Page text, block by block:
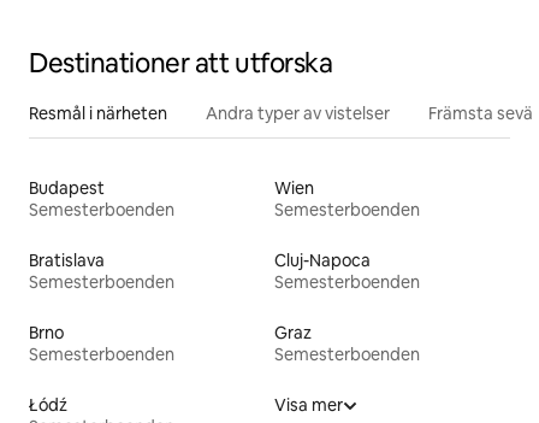
Destinationer att utforska
Resmål i närheten Andra typer av vistelser Främsta
Budapest
Semesterboenden
Wien
Semesterboenden
Bratislava
Semesterboenden
Cluj-Napoca
Semesterboenden
Brno
Semesterboenden
Graz
Semesterboenden
Łódź
Visa mer